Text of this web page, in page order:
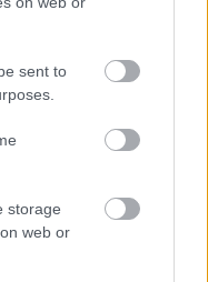
sent to
storage
web or